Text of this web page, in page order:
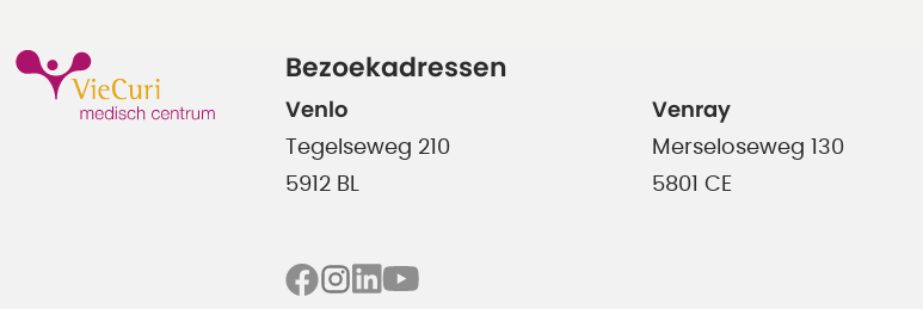
Bezoekadressen
Venlo
Tegelseweg 210
5912 BL
Venray
Merseloseweg 130
5801 CE